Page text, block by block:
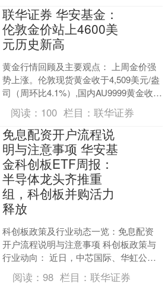
联华证券 华安基金：
伦敦金价站上4600美
元历史新高
黄金行情回顾及主要观点： 上周金价强
势上涨。伦敦现货黄金收于4,509美元/盎
司（周环比4.1%）,国内AU9999黄金收于
1,003元/克（周环比3.1%）。....
阅读： 100 栏目：联华证券
免息配资开户流程说
明与注意事项 华安基
金科创板ETF周报：
半导体龙头齐推重
组，科创板并购活力
释放
科创板政策及行业动态一览：免息配资
开户流程说明与注意事项 科创板政策与
行业动向： 近日，中芯国际、华虹公
司、中微公司先后推出并购重组交易，
并采取三类不同的并购整....
阅读： 98 栏目： 联华证券